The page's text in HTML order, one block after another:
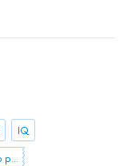
IQ
Рейтинг инновационного развития регионов